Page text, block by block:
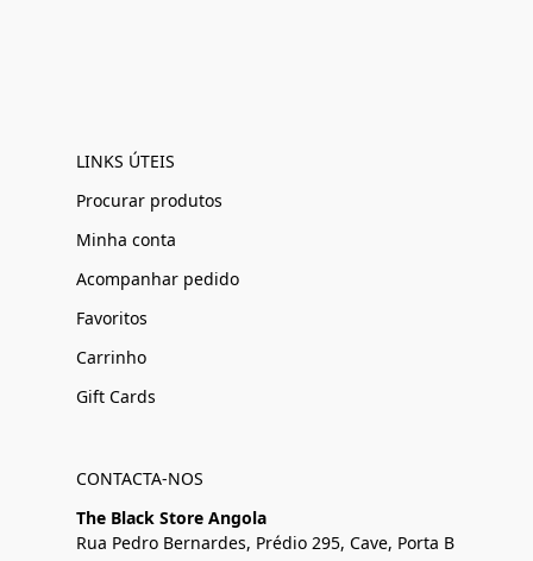
LINKS ÚTEIS
Procurar produtos
Minha conta
Acompanhar pedido
Favoritos
Carrinho
Gift Cards
CONTACTA-NOS
The Black Store Angola
Rua Pedro Bernardes, Prédio 295, Cave, Porta B